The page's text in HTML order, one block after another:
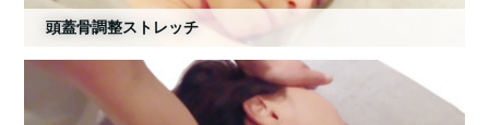
頭蓋骨調整ストレッチ